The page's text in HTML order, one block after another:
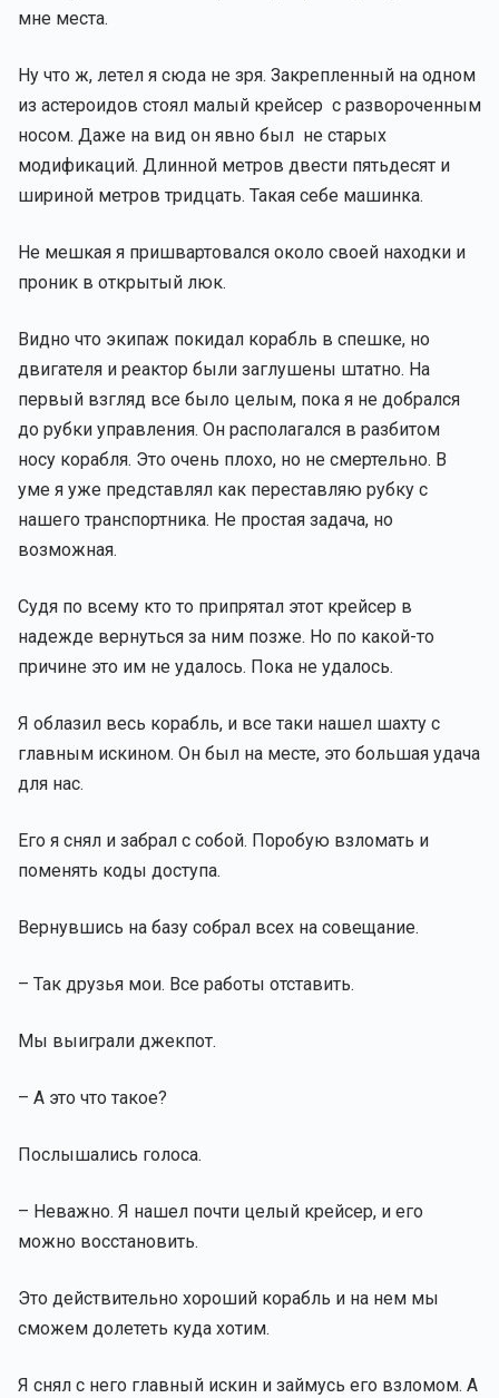
мне места.
Ну что ж, летел я сюда не зря. Закрепленный на одном
из астероидов стоял малый крейсер с развороченным
носом. Даже на вид он явно был не старых
модификаций. Длинной метров двести пятьдесят и
шириной метров тридцать. Такая себе машинка.
Не мешкая я пришвартовался около своей находки и
проник в открытый люк.
Видно что экипаж покидал корабль в спешке, но
двигателя и реактор были заглушены штатно. На
первый взгляд все было целым, пока я не добрался
до рубки управления. Он располагался в разбитом
носу корабля. Это очень плохо, но не смертельно. В
уме я уже представлял как переставляю рубку с
нашего транспортника. Не простая задача, но
возможная.
Судя по всему кто то припрятал этот крейсер в
надежде вернуться за ним позже. Но по какой-то
причине это им не удалось. Пока не удалось.
Я облазил весь корабль, и все таки нашел шахту с
главным искином. Он был на месте, это большая удача
для нас.
Его я снял и забрал с собой. Поробую взломать и
поменять коды доступа.
Вернувшись на базу собрал всех на совещание.
– Так друзья мои. Все работы отставить.
Мы выиграли джекпот.
– А это что такое?
Послышались голоса.
– Неважно. Я нашел почти целый крейсер, и его
можно восстановить.
Это действительно хороший корабль и на нем мы
сможем долететь куда хотим.
Я снял с него главный искин и займусь его взломом. А